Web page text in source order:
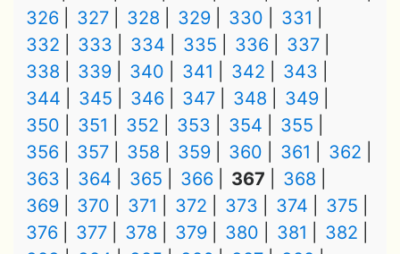
326
327 328 329 330
331
332
333 334 335 336
337
338
339 340 341 342
343
344
345 346 347 348
349
350
351 352 353 354
355
356
357 358 359 360 361
362
363
364 365 366 367
368
369
370 371 372 373 374
375
376
377 378 379 380 381
382